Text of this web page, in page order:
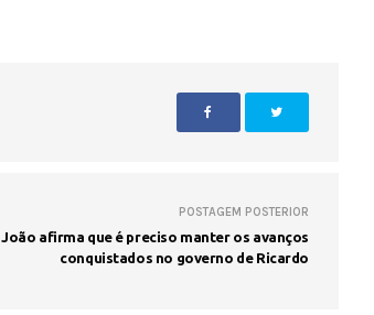
POSTAGEM POSTERIOR
João afirma que é preciso manter os avanços
conquistados no governo de Ricardo